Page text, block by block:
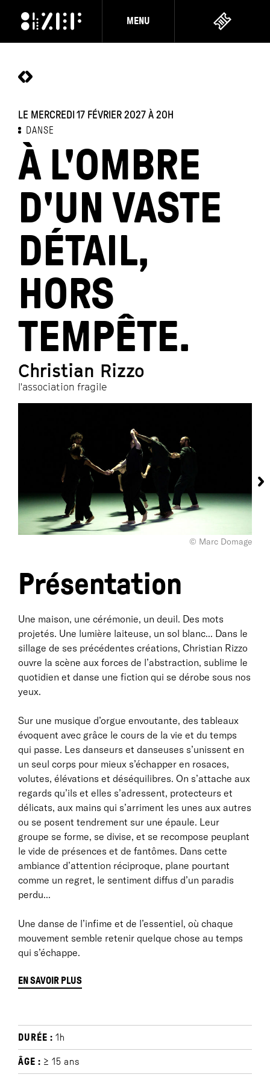
MENU
LE MERCREDI 17 FÉVRIER 2027 À 20H
DANSE
À L'OMBRE
D'UN VASTE
DÉTAIL,
HORS
TEMPÊTE.
Christian Rizzo
l'association fragile
© Marc Domage
Présentation
Une maison, une cérémonie, un deuil. Des mots
projetés. Une lumière laiteuse, un sol blanc... Dans le
sillage de ses précédentes créations, Christian Rizzo
ouvre la scène aux forces de l’abstraction, sublime le
quotidien et danse une fiction qui se dérobe sous nos
yeux.
Sur une musique d’orgue envoutante, des tableaux
évoquent avec grâce le cours de la vie et du temps
qui passe. Les danseurs et danseuses s’unissent en
un seul corps pour mieux s’échapper en rosaces,
volutes, élévations et déséquilibres. On s’attache aux
regards qu’ils et elles s’adressent, protecteurs et
délicats, aux mains qui s’arriment les unes aux autres
ou se posent tendrement sur une épaule. Leur
groupe se forme, se divise, et se recompose peuplant
le vide de présences et de fantômes. Dans cette
ambiance d’attention réciproque, plane pourtant
comme un regret, le sentiment diffus d’un paradis
perdu...
Une danse de l’infime et de l’essentiel, où chaque
mouvement semble retenir quelque chose au temps
qui s’échappe.
EN SAVOIR PLUS
À PROPOS
Texte de Noëmie Charrié
À l’ombre des gestes et des choses qui
s’accomplissent sans que l’on y prenne garde, une
DURÉE : 1h
ÂGE : ≥ 15 ans